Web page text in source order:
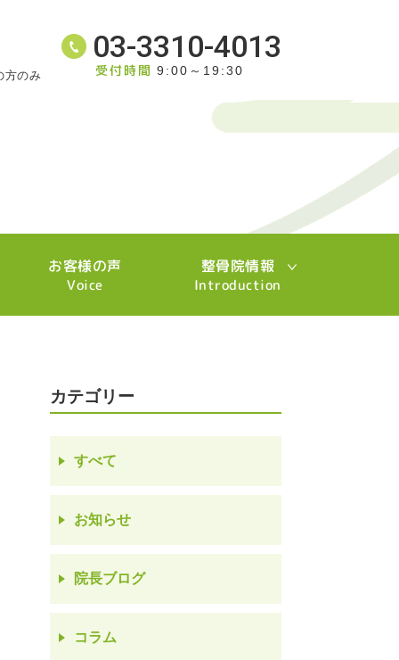
方のみ
03-3310-4013
受付時間 9:00～19:30
お客様の声
Voice
整骨院情報
Introduction
カテゴリー
すべて
お知らせ
院長ブログ
コラム